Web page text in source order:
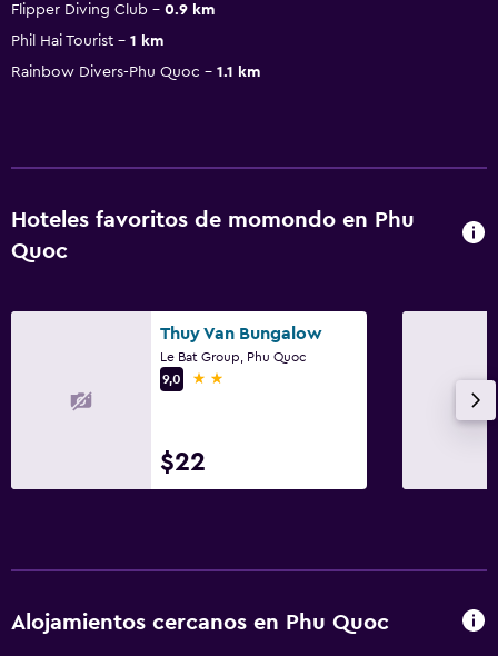
Flipper Diving Club
0.9 km
Phil Hai Tourist
1 km
Rainbow Divers-Phu Quoc
1.1 km
Hoteles favoritos de momondo en Phu
Quoc
Thuy Van Bungalow
Le Bat Group, Phu Quoc
9,0
2 estrellas
$22
Alojamientos cercanos en Phu Quoc